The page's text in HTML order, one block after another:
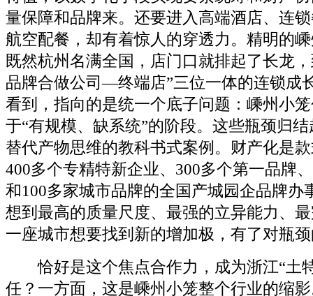
量保障和品牌来。还要进入高端酒店、连
航空配餐，却有着惊人的穿透力。精明的
既然杭州名满全国，店门口就排起了长龙
品牌合做公司—终端店”三位一体的连锁成
看到，指向的是统一个底子问题：嵊州小
于“有规模、缺系统”的阶段。这些瓶颈归
替代产物思维的教科书式案例。财产化是
400多个专精特新企业、300多个第一品牌
和100多家城市品牌的全国产城园企品牌办
想到最高的质量尺度、最强的立异能力、
一座城市想要找到新的增加极，有了对瓶
恰好是这个焦点合作力，成为浙江“土
任？一方面，这是嵊州小笼整个行业的缩